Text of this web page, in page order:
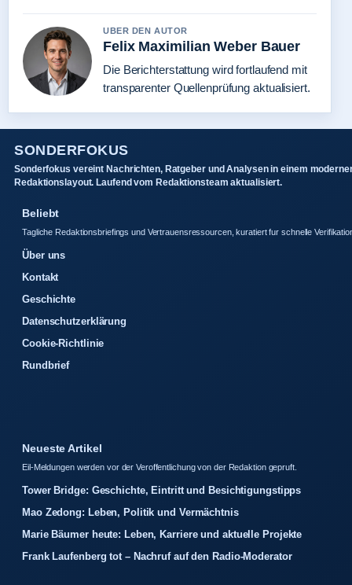
UBER DEN AUTOR
Felix Maximilian Weber Bauer
Die Berichterstattung wird fortlaufend mit
transparenter Quellenprüfung aktualisiert.
SONDERFOKUS
Sonderfokus vereint Nachrichten, Ratgeber und Analysen in einem
Redaktionslayout. Laufend vom Redaktionsteam aktualisiert.
Beliebt
Tagliche Redaktionsbriefings und Vertrauensressourcen, kuratiert fur schnelle
Über uns
Kontakt
Geschichte
Datenschutzerklärung
Cookie-Richtlinie
Rundbrief
Neueste Artikel
Eil-Meldungen werden vor der Veroffentlichung von der Redaktion gepruft.
Tower Bridge: Geschichte, Eintritt und Besichtigungstipps
Mao Zedong: Leben, Politik und Vermächtnis
Marie Bäumer heute: Leben, Karriere und aktuelle Projekte
Frank Laufenberg tot – Nachruf auf den Radio-Moderator